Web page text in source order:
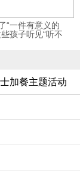
“一件有意义的
孩子听见“听不
加餐主题活动